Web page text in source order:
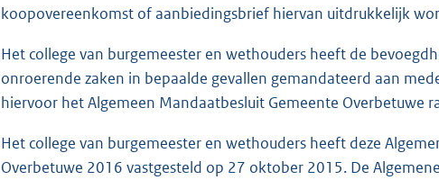
koopovereenkomst of aanbiedingsbrief hiervan uitdrukkelijk
Het college van burgemeester en wethouders heeft de
onroerende zaken in bepaalde gevallen gemandateerd aan
hiervoor het Algemeen Mandaatbesluit Gemeente Overbetuwe
Het college van burgemeester en wethouders heeft deze
Overbetuwe 2016 vastgesteld op 27 oktober 2015. De